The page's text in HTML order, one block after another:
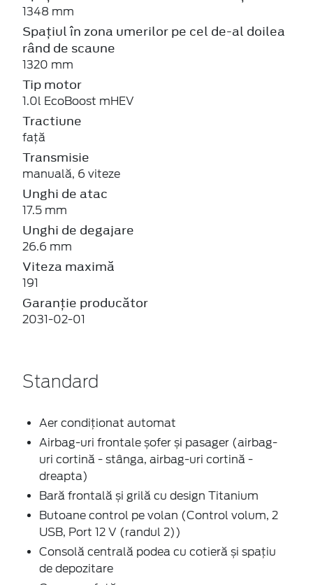
1348 mm
Spațiul în zona umerilor pe cel de-al doilea
rând de scaune
1320 mm
Tip motor
1.0l EcoBoost mHEV
Tractiune
față
Transmisie
manuală, 6 viteze
Unghi de atac
17.5 mm
Unghi de degajare
26.6 mm
Viteza maximă
191
Garanție producător
2031-02-01
Standard
Aer condiționat automat
Airbag-uri frontale șofer și pasager (airbag-
uri cortină - stânga, airbag-uri cortină -
dreapta)
Bară frontală și grilă cu design Titanium
Butoane control pe volan (Control volum, 2
USB, Port 12 V (randul 2))
Consolă centrală podea cu cotieră și spațiu
de depozitare